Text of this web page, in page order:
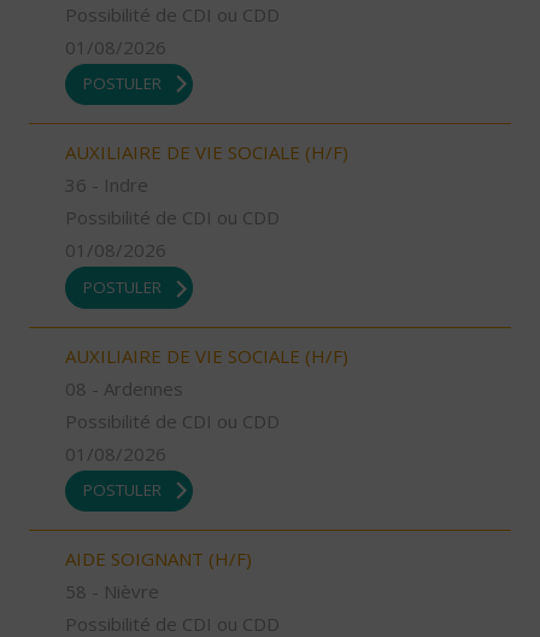
Possibilité de CDI ou CDD
01/08/2026
POSTULER
AUXILIAIRE DE VIE SOCIALE (H/F)
36 - Indre
Possibilité de CDI ou CDD
01/08/2026
POSTULER
AUXILIAIRE DE VIE SOCIALE (H/F)
08 - Ardennes
Possibilité de CDI ou CDD
01/08/2026
POSTULER
AIDE SOIGNANT (H/F)
58 - Nièvre
Possibilité de CDI ou CDD